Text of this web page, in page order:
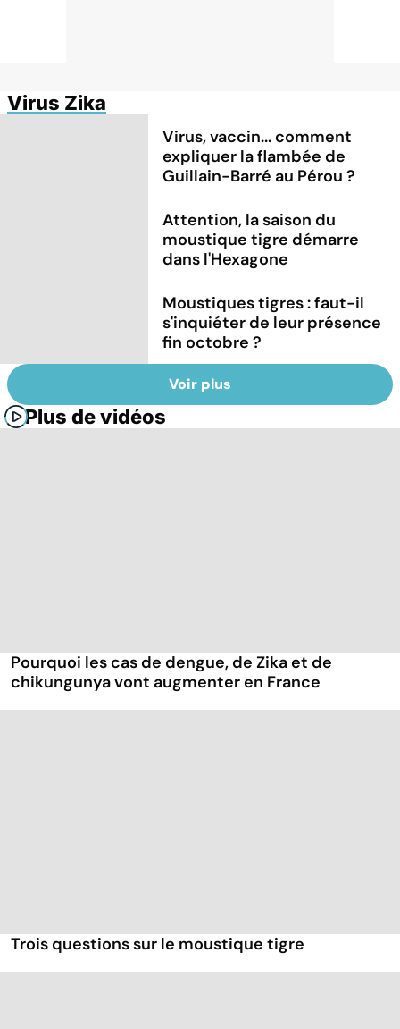
Virus Zika
Virus, vaccin... comment
expliquer la flambée de
Guillain-Barré au Pérou ?
Attention, la saison du
moustique tigre démarre
dans l'Hexagone
Moustiques tigres : faut-il
s'inquiéter de leur présence
fin octobre ?
Voir plus
Plus de vidéos
Pourquoi les cas de dengue, de Zika et de
chikungunya vont augmenter en France
Trois questions sur le moustique tigre